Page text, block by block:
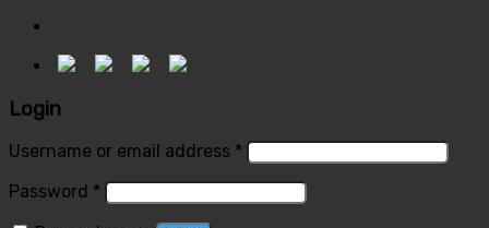
Login
Username or email address *
Password *